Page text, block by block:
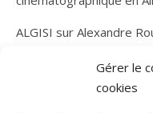
Gérer le
cookies
ALGISI sur Alexandre